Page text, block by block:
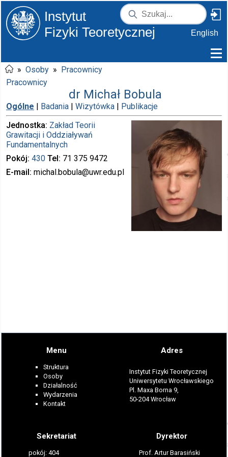
Instytut
Fizyki Teoretycznej
English
» Osoby » Pracownicy
Pracownicy
dr Michał Bobula
Ogólne | Badania | Wizytówka | Publikacje
Jednostka Zakład Teorii
Grawitacji i Oddziaływań
Fundamentalnych
Pokój 430 Tel 71 375 9472
E-mail michal.bobula@uwr.edu.pl
Menu
Struktura
Osoby
Działalność
Wydarzenia
Kontakt
Adres
Instytut Fizyki Teoretycznej
Uniwersytetu Wrocławskiego
Pl. Maxa Borna 9,
50-204 Wrocław
Sekretariat
pokój: 404
Dyrektor
Prof. Artur Barasiński